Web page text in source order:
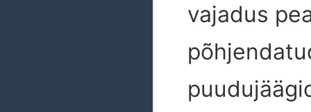
vajadus